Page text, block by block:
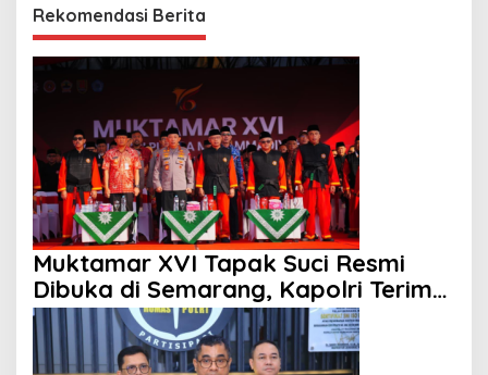
Rekomendasi Berita
Muktamar XVI Tapak Suci Resmi
Dibuka di Semarang, Kapolri Terima
Anugerah Anggota Kehormatan